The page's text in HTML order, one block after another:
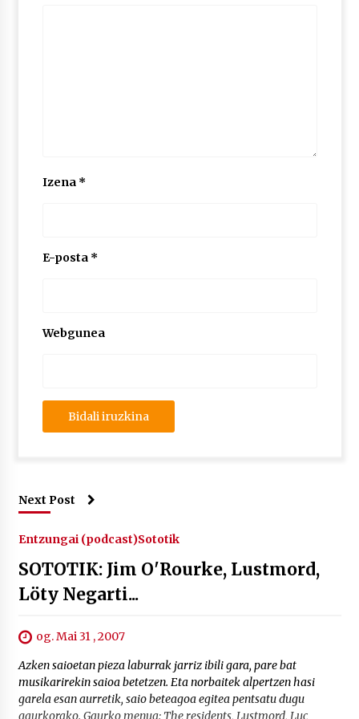
Izena *
E-posta *
Webgunea
Next Post
Entzungai (podcast)Sototik
SOTOTIK: Jim O'Rourke, Lustmord,
Löty Negarti...
og. Mai 31 , 2007
Azken saioetan pieza laburrak jarriz ibili gara, pare bat
musikarirekin saioa betetzen. Eta norbaitek alpertzen hasi
garela esan aurretik, saio beteagoa egitea pentsatu dugu
gaurkorako. Gaurko menua: The residents, Lustmord, Luc